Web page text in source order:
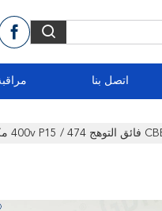
اتصل بنا